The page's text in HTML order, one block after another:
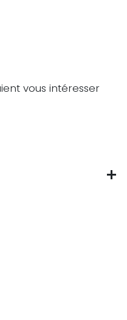
vous intéresser